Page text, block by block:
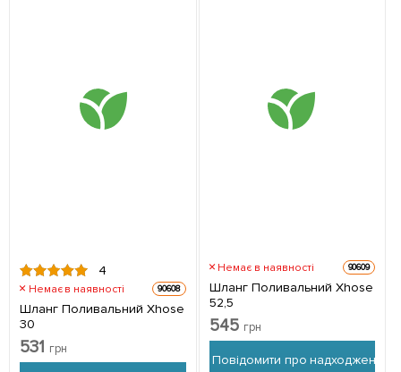
4
Немає в наявності 90608
Шланг Поливальний Xhose
30
531 грн
Немає в наявності 90609
Шланг Поливальний Xhose
52,5
545 грн
Повідомити про надходження